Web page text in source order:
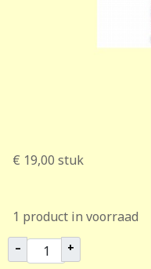
€ 19,00 stuk
1 product in voorraad
– +